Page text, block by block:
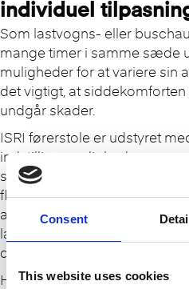
Consent
This website uses cookies
individuel
Som lastvogns- eller
mange timer i samme sæde
muligheder for at variere sin
det vigtigt, at siddekomforten
undgår skader.
ISRI førerstole er udstyret
indstillingsmuligheder, som
siddekomforten individuelt til
fleste får en ergonomisk god
alle meget forskellige, og det
lave en standardstol, som vil
de menneskelige
Hos V. Brøndum A/S har vi